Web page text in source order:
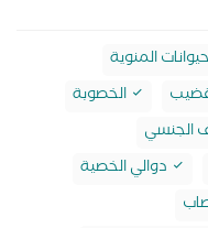
المنوية
الخصوبة
الجنسي
دوالي الخصية